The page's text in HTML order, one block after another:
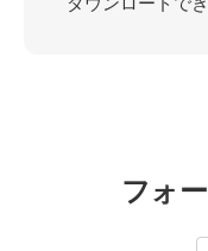
フォ